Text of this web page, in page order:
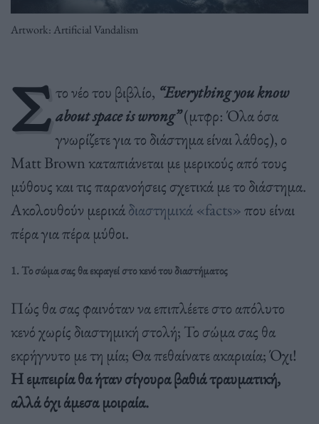
Artwork: Artificial Vandalism
Σ το νέο του βιβλίο, “Everything you know
about space is wrong”(μτφρ: Όλα όσα
γνωρίζετε για το διάστημα είναι λάθος), ο
Matt Brown καταπιάνεται με μερικούς από τους
μύθους και τις παρανοήσεις σχετικά με το διάστημα.
Ακολουθούν μερικάδιαστημικά «facts»που είναι
πέρα για πέρα μύθοι.
1. Το σώμα σας θα εκραγεί στο κενό του διαστήματος
Πώς θα σας φαινόταν να επιπλέετε στο απόλυτο
κενό χωρίς διαστημική στολή; Το σώμα σας θα
εκρήγνυτο με τη μία; Θα πεθαίνατε ακαριαία; Όχι!
Η εμπειρία θα ήταν σίγουρα βαθιά τραυματική,
αλλά όχι άμεσα μοιραία.